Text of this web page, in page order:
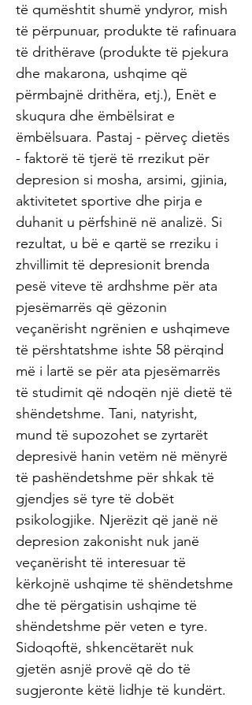
të qumështit shumë yndyror, mish
të përpunuar, produkte të rafinuara
të drithërave (produkte të pjekura
dhe makarona, ushqime që
përmbajnë drithëra, etj.), Enët e
skuqura dhe ëmbëlsirat e
ëmbëlsuara. Pastaj - përveç dietës
- faktorë të tjerë të rrezikut për
depresion si mosha, arsimi, gjinia,
aktivitetet sportive dhe pirja e
duhanit u përfshinë në analizë. Si
rezultat, u bë e qartë se rreziku i
zhvillimit të depresionit brenda
pesë viteve të ardhshme për ata
pjesëmarrës që gëzonin
veçanërisht ngrënien e ushqimeve
të përshtatshme ishte 58 përqind
më i lartë se për ata pjesëmarrës
të studimit që ndoqën një dietë të
shëndetshme. Tani, natyrisht,
mund të supozohet se zyrtarët
depresivë hanin vetëm në mënyrë
të pashëndetshme për shkak të
gjendjes së tyre të dobët
psikologjike. Njerëzit që janë në
depresion zakonisht nuk janë
veçanërisht të interesuar të
kërkojnë ushqime të shëndetshme
dhe të përgatisin ushqime të
shëndetshme për veten e tyre.
Sidoqoftë, shkencëtarët nuk
gjetën asnjë provë që do të
sugjeronte këtë lidhje të kundërt.